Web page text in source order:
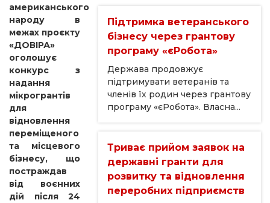
американського
народу в
межах проєкту
«ДОВІРА»
оголошує
конкурс з
надання
мікрогрантів
для
відновлення
переміщеного
та місцевого
бізнесу, що
постраждав
від воєнних
дій після 24
Підтримка ветеранського
бізнесу через грантову
програму «єРобота»
Держава продовжує
підтримувати ветеранів та
членів їх родин через грантову
програму «єРобота». Власна...
Триває прийом заявок на
державні гранти для
розвитку та відновлення
переробних підприємств